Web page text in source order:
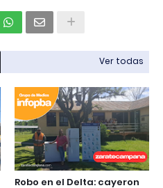
Ver todas
Robo en el Delta: cayeron